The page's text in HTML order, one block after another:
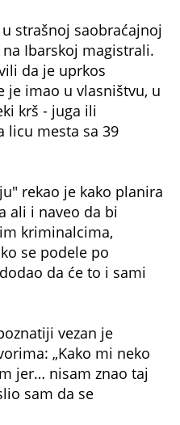
strašnoj saobraćajnoj
Ibarskoj magistrali.
da je uprkos
je imao u vlasništvu, u
krš - juga ili
licu mesta sa 39
rekao je kako planira
ali i naveo da bi
kriminalcima,
se podele po
da će to i sami
vezan je
„Kako mi neko
jer… nisam znao taj
sam da se